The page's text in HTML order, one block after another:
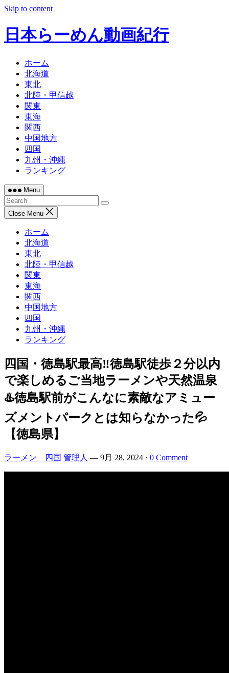
Skip to content
日本らーめん動画紀行
ホーム
北海道
東北
北陸・甲信越
関東
東海
関西
中国地方
四国
九州・沖縄
ランキング
Menu
Close Menu
ホーム
北海道
東北
北陸・甲信越
関東
東海
関西
中国地方
四国
九州・沖縄
ランキング
四国・徳島駅最高‼️徳島駅徒歩２分以内
で楽しめるご当地ラーメンや天然温泉
♨️徳島駅前がこんなに素敵なアミュー
ズメントパークとは知らなかった💦
【徳島県】
ラーメン 四国 管理人 — 9月 28, 2024 · 0 Comment